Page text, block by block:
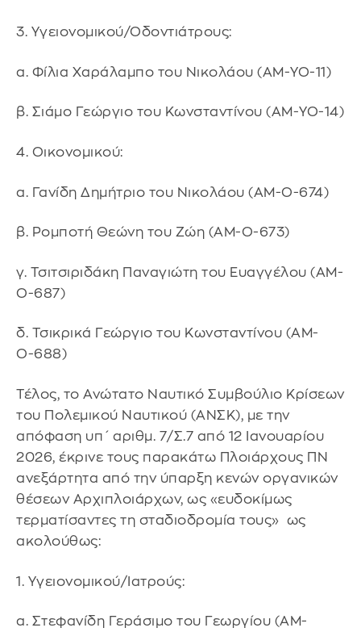
3. Υγειονομικού/Οδοντιάτρους:
α. Φίλια Χαράλαμπο του Νικολάου (ΑΜ-ΥΟ-11)
β. Σιάμο Γεώργιο του Κωνσταντίνου (ΑΜ-ΥΟ-14)
4. Οικονομικού:
α. Γανίδη Δημήτριο του Νικολάου (ΑΜ-Ο-674)
β. Ρομποτή Θεώνη του Ζώη (ΑΜ-Ο-673)
γ. Τσιτσιριδάκη Παναγιώτη του Ευαγγέλου (ΑΜ-
Ο-687)
δ. Τσικρικά Γεώργιο του Κωνσταντίνου (ΑΜ-
Ο-688)
Τέλος, το Ανώτατο Ναυτικό Συμβούλιο Κρίσεων
του Πολεμικού Ναυτικού (ΑΝΣΚ), με την
απόφαση υπ΄ αριθμ. 7/Σ.7 από 12 Ιανουαρίου
2026, έκρινε τους παρακάτω Πλοιάρχους ΠΝ
ανεξάρτητα από την ύπαρξη κενών οργανικών
θέσεων Αρχιπλοιάρχων, ως «ευδοκίμως
τερματίσαντες τη σταδιοδρομία τους» ως
ακολούθως:
1. Υγειονομικού/Ιατρούς:
α. Στεφανίδη Γεράσιμο του Γεωργίου (ΑΜ-